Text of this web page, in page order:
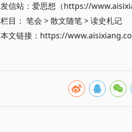
发信站：爱思想（https://
栏目： 笔会 >散文随笔>读史札记
本文链接：https://